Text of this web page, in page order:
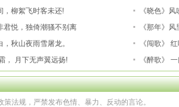
，柳絮飞时客未还!
《晓色》
君悦，独倚潮骚不别离
《那年》
，秋山夜雨雪屠龙。
《闯歌》
， 月下无声翼远扬!
《醉歌》
法规，严禁发布色情、暴力、反动的言论。